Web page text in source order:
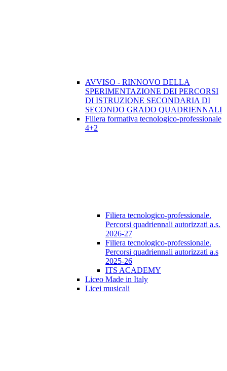
AVVISO - RINNOVO DELLA
SPERIMENTAZIONE DEI PERCORSI
DI ISTRUZIONE SECONDARIA DI
SECONDO GRADO QUADRIENNALI
Filiera formativa tecnologico-professionale
4+2
Filiera tecnologico-professionale.
Percorsi quadriennali autorizzati a.s.
2026-27
Filiera tecnologico-professionale.
Percorsi quadriennali autorizzati a.s
2025-26
ITS ACADEMY
Liceo Made in Italy
Licei musicali